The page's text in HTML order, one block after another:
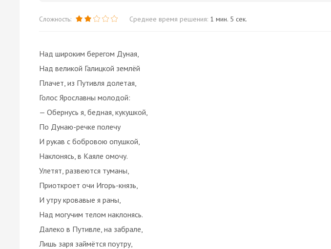
Сложность: Среднее время решения: 1 мин. 5 сек.
Над широким берегом Дуная,
Над великой Галицкой землёй
Плачет, из Путивля долетая,
Голос Ярославны молодой:
— Обернусь я, бедная, кукушкой,
По Дунаю-речке полечу
И рукав с бобровою опушкой,
Наклонясь, в Каяле омочу.
Улетят, развеются туманы,
Приоткроет очи Игорь-князь,
И утру кровавые я раны,
Над могучим телом наклонясь.
Далеко в Путивле, на забрале,
Лишь заря займётся поутру,